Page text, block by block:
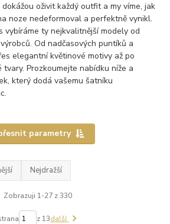
oživit každý outfit a my víme, jak
noze nedeformoval a perfektně vynikl.
vybíráme ty nejkvalitnější modely od
Od nadčasových puntíků a
elegantní květinové motivy až po
Prozkoumejte nabídku níže a
který dodá vašemu šatníku
parametry
Nejdražší
Zobrazuji 1-27 z 330
z 13další